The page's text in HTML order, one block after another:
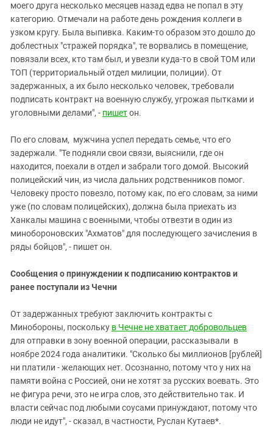
моего друга несколько месяцев назад едва не попал в эту
категорию. Отмечали на работе день рождения коллеги в
узком кругу. Была выпивка. Каким-то образом это дошло до
доблестных "стражей порядка", те ворвались в помещение,
повязали всех, кто там был, и увезли куда-то в свой ТОМ или
ТОП (территориальный отдел милиции, полиции). От
задержанных, а их было несколько человек, требовали
подписать контракт на военную службу, угрожая пытками и
уголовными делами", - пишетон.
По его словам, мужчина успел передать семье, что его
задержали. "Те подняли свои связи, выяснили, где он
находится, поехали в отдел и забрали того домой. Высокий
полицейский чин, из числа дальних родственников помог.
Человеку просто повезло, потому как, по его словам, за ними
уже (по словам полицейских), должна была приехать из
Ханкалы машина с военными, чтобы отвезти в один из
минобороновских "Ахматов" для последующего зачисления в
ряды бойцов", - пишет он.
Сообщения о принуждении к подписанию контрактов и
ранее поступали из Чечни
От задержанных требуют заключить контракты с
Минобороны, поскольку в Чечне не хватает добровольцев
для отправки в зону военной операции, рассказывали в
ноябре 2024 года аналитики. "Сколько бы миллионов [рублей]
ни платили - желающих нет. Осознанно, потому что у них на
памяти война с Россией, они не хотят за русских воевать. Это
не фигура речи, это не игра слов, это действительно так. И
власти сейчас под любыми соусами принуждают, потому что
люди не идут", - сказал, в частности, Руслан Кутаев*.